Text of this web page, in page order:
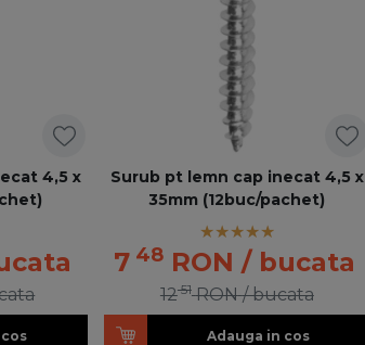
4,5 x
Surub pt lemn cap inecat 4,5 x
35mm (12buc/pachet)
748 RON / bucata
1251 RON / bucata
Adauga in cos